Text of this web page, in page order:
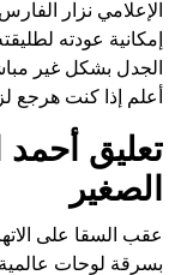
الإعلامي نزار
إمكانية عودته
الجدل بشكل غير
أعلم إذا كنت هرجع
تعليق أحمد
الصغير
عقب السقا على
بسرقة لوحات